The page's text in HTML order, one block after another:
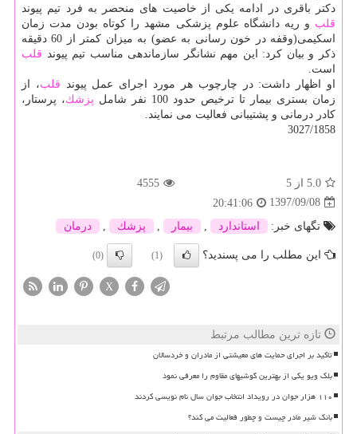
دكتر باقری در ادامه یكی از خاصیت های منحصر به فرد تیم پیوند
قلب و ریه دانشگاه علوم پزشكی مشهد را كوتاه بودن مدت زمان
اسكیمی(وقفه در خون رسانی به عضو) به میزان كمتر از 60 دقیقه
ذكر و بیان كرد: این مهم نشانگر سازماندهی مناسب تیم پیوند قلب
است.
او اظهار داشت: در چارچوب هر مورد اجرای عمل پیوند قلب، از
زمان بستری بیمار تا ترخیص حدود 100 نفر شامل
پزشك، پرستار،
كادر درمانی و پشتیبانی فعالیت می نمایند.
3027/1858
5.0 از 5
4555
1397/09/08
20:41:06
تگهای خبر:
استاندارد بیمار پزشك درمان
این مطلب را می پسندید؟ (1)
(0)
X
تازه ترین مطالب مرتبط
تاکید بر اجرای حمایت های معیشتی از مادران و خردسالان
بلک ویو یکی از بهترین گوشیهای مقاوم را معرفی نمود
۱۱۰ هزار جوان در رویداد انتخاب جوان سال نام نویسی کردند
بانک شیر مادر چیست و چطور فعالیت می کند؟